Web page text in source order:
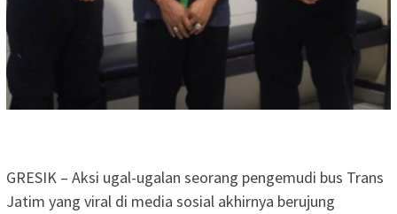
GRESIK – Aksi ugal-ugalan seorang pengemudi bus Trans
Jatim yang viral di media sosial akhirnya berujung